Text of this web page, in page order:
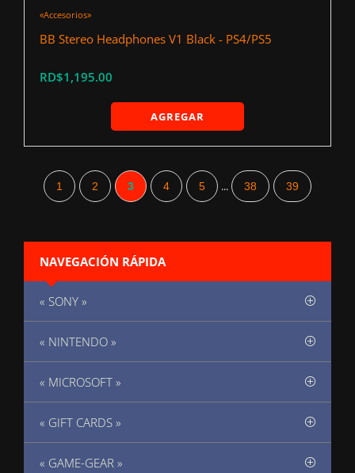
«Accesorios»
BB Stereo Headphones V1 Black - PS4/PS5
RD$1,195.00
AGREGAR
1 2 3 4 5 ... 38 39
NAVEGACIÓN RÁPIDA
« SONY »
« NINTENDO »
« MICROSOFT »
« GIFT CARDS »
« GAME-GEAR »